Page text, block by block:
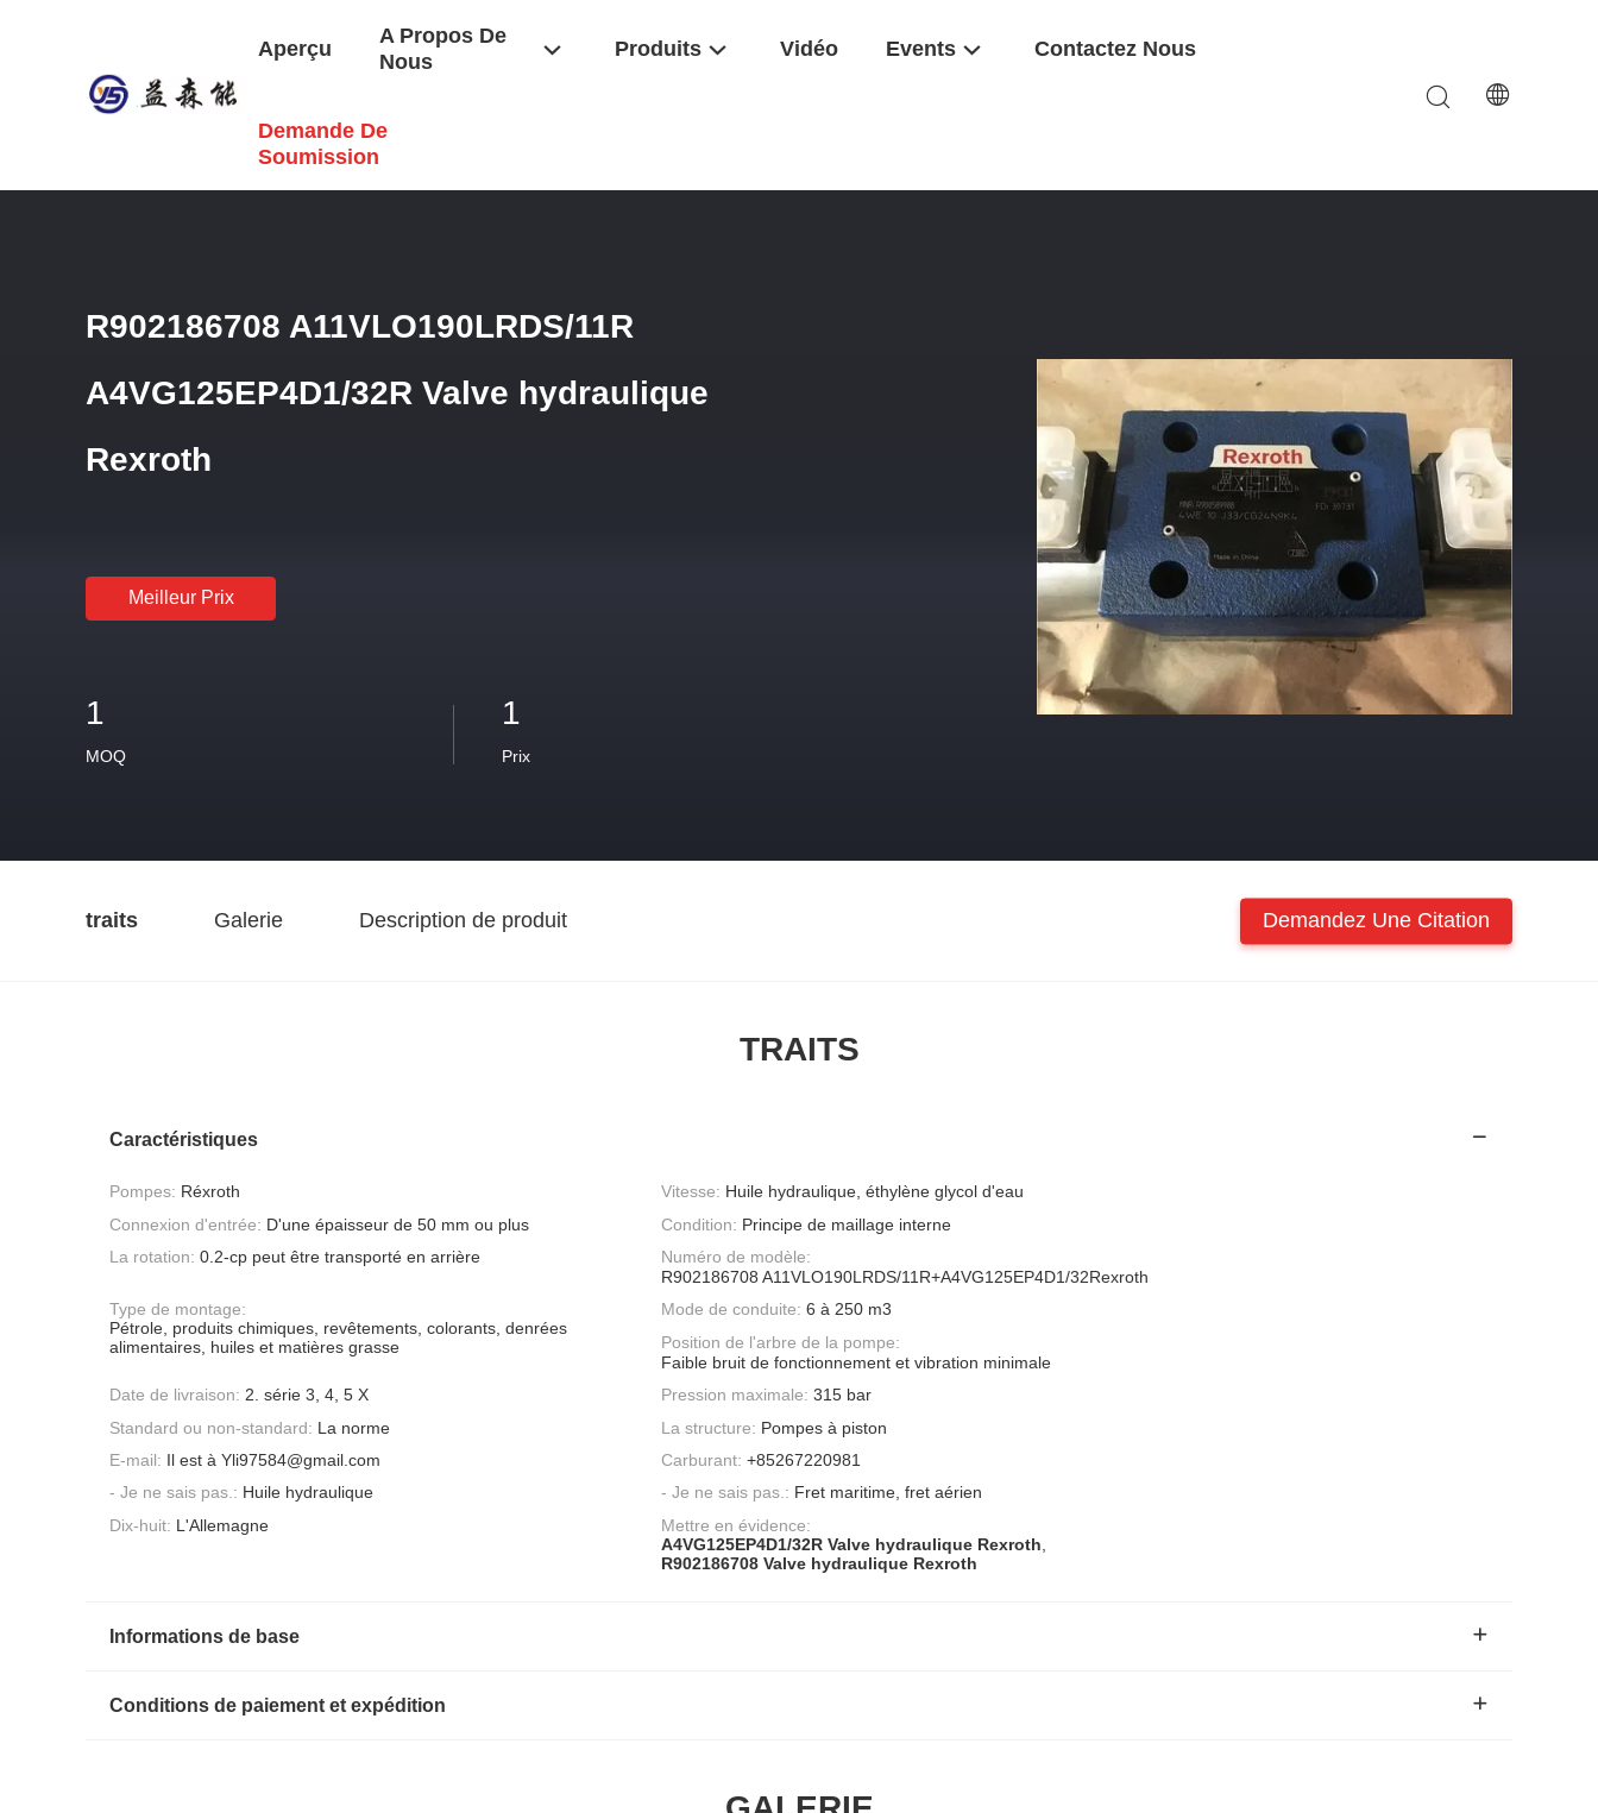
Aperçu
A Propos De
Nous
Produits Vidéo Events Contactez Nous
Demande De
Soumission
Valve Hydraulique Rexroth
R902186708 A11VLO190LRDS/11R
A4VG125EP4D1/32R Valve hydraulique
Rexroth
Meilleur Prix
1
MOQ
1
Prix
traits Galerie Description de produit Demandez Une Citation
TRAITS
Caractéristiques
Pompes: Réxroth Vitesse: Huile hydraulique, éthylène glycol d'eau
Connexion d'entrée: D'une épaisseur de 50 mm ou plus Condition: Principe de maillage interne
La rotation: 0.2-cp peut être transporté en arrière
Numéro de modèle:
R902186708 A11VLO190LRDS/11R+A4VG125EP4D1/32Rexroth
Type de montage:
Pétrole, produits chimiques, revêtements, colorants, denrées
alimentaires, huiles et matières grasse
Mode de conduite: 6 à 250 m3
Position de l'arbre de la pompe:
Faible bruit de fonctionnement et vibration minimale
Date de livraison: 2. série 3, 4, 5 X Pression maximale: 315 bar
Standard ou non-standard: La norme La structure: Pompes à piston
E-mail: Il est à Yli97584@gmail.com Carburant: +85267220981
- Je ne sais pas.: Huile hydraulique - Je ne sais pas.: Fret maritime, fret aérien
Dix-huit: L'Allemagne
Mettre en évidence:
A4VG125EP4D1/32R Valve hydraulique Rexroth
R902186708 Valve hydraulique Rexroth
Informations de base
Conditions de paiement et expédition